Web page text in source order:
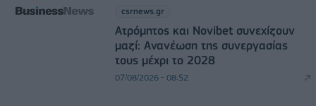
csrnews.gr
Ατρόμητος και Novibet συνεχίζουν
μαζί: Ανανέωση της συνεργασίας
τους μέχρι το 2028
07/08/2026 - 08:52